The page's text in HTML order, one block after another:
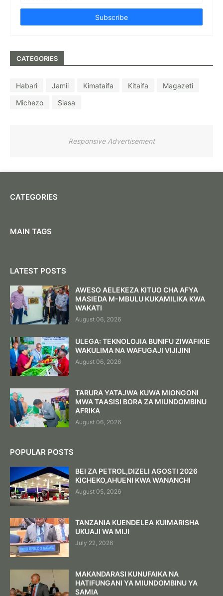
CATEGORIES
Habari Jamii Kimataifa Kitaifa
Magazeti
Michezo
Siasa
Responsive Advertisement
CATEGORIES
MAIN TAGS
LATEST POSTS
AWESO AELEKEZA KITUO CHA AFYA
MASIEDA M-MBULU KUKAMILIKA KWA
WAKATI
August 06, 2026
ULEGA: TEKNOLOJIA BUNIFU ZIWAFIKIE
WAKULIMA NA WAFUGAJI VIJIJINI
August 06, 2026
TARURA YATAJWA KUWA MIONGONI
MWA TAASISI BORA ZA MIUNDOMBINU
AFRIKA
August 06, 2026
POPULAR POSTS
BEI ZA PETROL,DIZELI AGOSTI 2026
KICHEKO,AHUENI KWA WANANCHI
August 05, 2026
TANZANIA KUENDELEA KUIMARISHA
UKUAJI WA MIJI
July 22, 2026
MAKANDARASI KUNUFAIKA NA
HATIFUNGANI YA MIUNDOMBINU YA
SAMIA